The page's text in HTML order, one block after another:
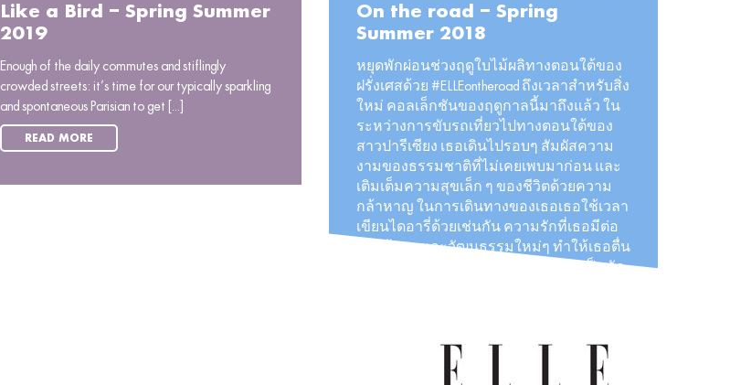
Like a Bird – Spring Summer
2019
Enough of the daily commutes and stiflingly
crowded streets: it’s time for our typically sparkling
and spontaneous Parisian to get [...]
READ MORE
On the road – Spring
Summer 2018
หยุดพักผ่อนช่วงฤดูใบไม้ผลิทางตอนใต้ของ
ฝรั่งเศสด้วย #ELLEontheroad ถึงเวลาสำหรับสิ่ง
ใหม่ คอลเล็กชันของฤดูกาลนี้มาถึงแล้ว ใน
ระหว่างการขับรถเที่ยวไปทางตอนใต้ของ
สาวปารีเซียง เธอเดินไปรอบๆ สัมผัสความ
งามของธรรมชาติที่ไม่เคยเพบมาก่อน และ
เติมเต็มความสุขเล็ก ๆ ของชีวิตด้วยความ
กล้าหาญ ในการเดินทางของเธอเธอใช้เวลา
เขียนไดอารี่ด้วยเช่นกัน ความรักที่เธอมีต่อ
การค้นพบและวัฒนธรรมใหม่ๆ ทำให้เธอตื่น
เต้นบทกวีอย่างควบคุมไม่ได้ เธอช่างเป็นนัก